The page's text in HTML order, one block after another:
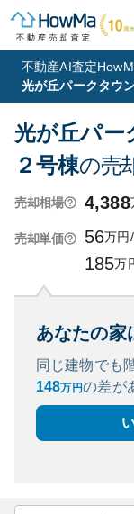
不動産AI査定
光が丘パークタウ
光が丘パー
２号棟の売
売却相場 4,388
売却単価 56万円
185万
あなたの家
同じ建物でも
148万円の差が